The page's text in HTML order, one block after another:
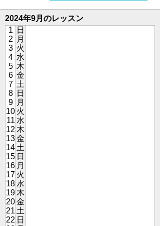
2024年9月のレッスン
1
日
2
月
3 火
4 水
5 木
6 金
7 土
8
日
9
月
10 火
11 水
12 木
13金
14 土
15 日
16 月
17 火
18 水
19 木
20金
21 土
22 日